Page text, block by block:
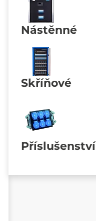
Nástěnné
Skříňové
Příslušenství